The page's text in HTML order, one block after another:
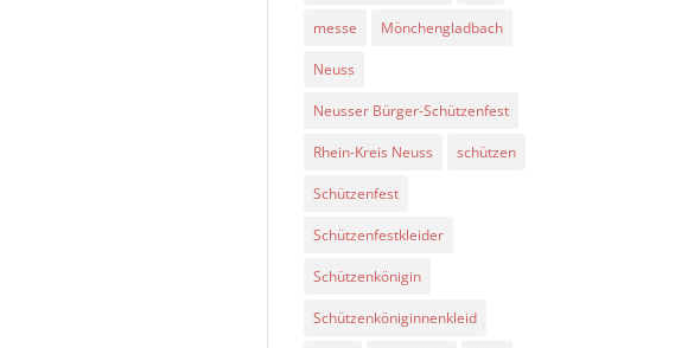
messe Mönchengladbach
Neuss
Neusser Bürger-Schützenfest
Rhein-Kreis Neuss schützen
Schützenfest
Schützenfestkleider
Schützenkönigin
Schützenköniginnenkleid